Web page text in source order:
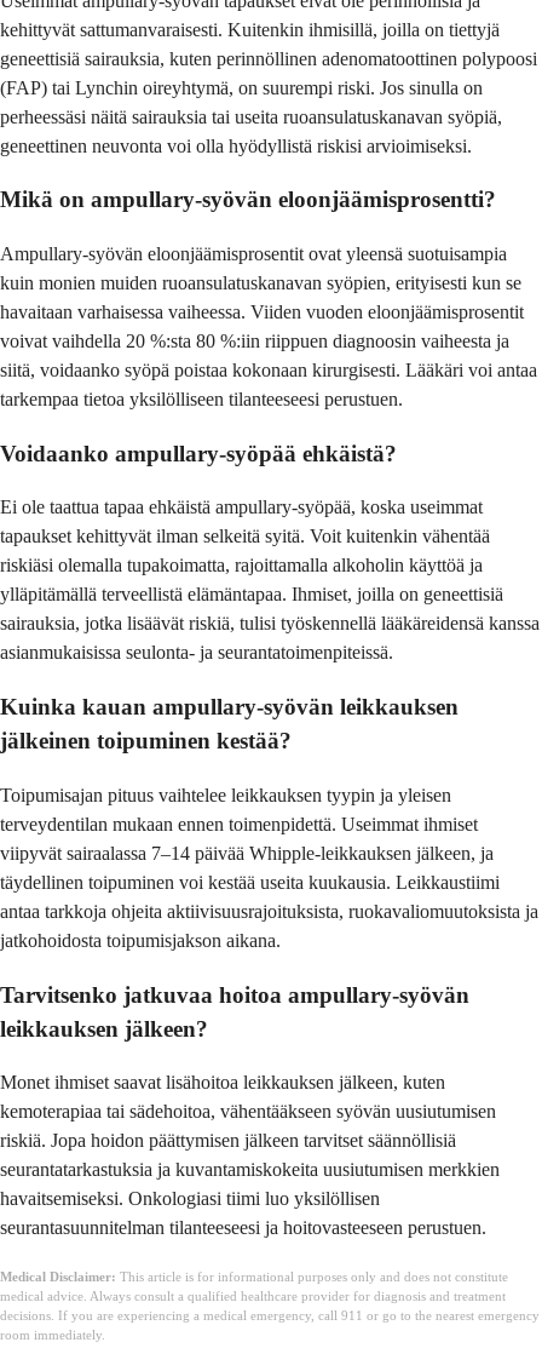
kehittyvät sattumanvaraisesti. Kuitenkin ihmisillä, joilla on tiettyjä
geneettisiä sairauksia, kuten perinnöllinen adenomatoottinen polypoosi
(FAP) tai Lynchin oireyhtymä, on suurempi riski. Jos sinulla on
perheessäsi näitä sairauksia tai useita ruoansulatuskanavan syöpiä,
geneettinen neuvonta voi olla hyödyllistä riskisi arvioimiseksi.
Mikä on ampullary-syövän eloonjäämisprosentti?
Ampullary-syövän eloonjäämisprosentit ovat yleensä suotuisampia
kuin monien muiden ruoansulatuskanavan syöpien, erityisesti kun se
havaitaan varhaisessa vaiheessa. Viiden vuoden eloonjäämisprosentit
voivat vaihdella 20 %:sta 80 %:iin riippuen diagnoosin vaiheesta ja
siitä, voidaanko syöpä poistaa kokonaan kirurgisesti. Lääkäri voi antaa
tarkempaa tietoa yksilölliseen tilanteeseesi perustuen.
Voidaanko ampullary-syöpää ehkäistä?
Ei ole taattua tapaa ehkäistä ampullary-syöpää, koska useimmat
tapaukset kehittyvät ilman selkeitä syitä. Voit kuitenkin vähentää
riskiäsi olemalla tupakoimatta, rajoittamalla alkoholin käyttöä ja
ylläpitämällä terveellistä elämäntapaa. Ihmiset, joilla on geneettisiä
sairauksia, jotka lisäävät riskiä, tulisi työskennellä lääkäreidensä kanssa
asianmukaisissa seulonta- ja seurantatoimenpiteissä.
Kuinka kauan ampullary-syövän leikkauksen
jälkeinen toipuminen kestää?
Toipumisajan pituus vaihtelee leikkauksen tyypin ja yleisen
terveydentilan mukaan ennen toimenpidettä. Useimmat ihmiset
viipyvät sairaalassa 7–14 päivää Whipple-leikkauksen jälkeen, ja
täydellinen toipuminen voi kestää useita kuukausia. Leikkaustiimi
antaa tarkkoja ohjeita aktiivisuusrajoituksista, ruokavaliomuutoksista ja
jatkohoidosta toipumisjakson aikana.
Tarvitsenko jatkuvaa hoitoa ampullary-syövän
leikkauksen jälkeen?
Monet ihmiset saavat lisähoitoa leikkauksen jälkeen, kuten
kemoterapiaa tai sädehoitoa, vähentääkseen syövän uusiutumisen
riskiä. Jopa hoidon päättymisen jälkeen tarvitset säännöllisiä
seurantatarkastuksia ja kuvantamiskokeita uusiutumisen merkkien
havaitsemiseksi. Onkologiasi tiimi luo yksilöllisen
seurantasuunnitelman tilanteeseesi ja hoitovasteeseen perustuen.
Medical Disclaimer: This article is for informational purposes only and does not constitute
medical advice. Always consult a qualified healthcare provider for diagnosis and treatment
decisions. If you are experiencing a medical emergency, call 911 or go to the nearest emergency
room immediately.